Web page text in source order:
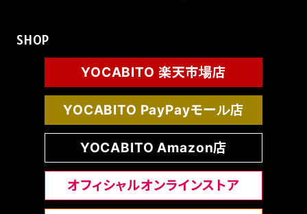
SHOP
YOCABITO 楽天市場店
YOCABITO PayPayモール店
YOCABITO Amazon店
オフィシャルオンラインストア